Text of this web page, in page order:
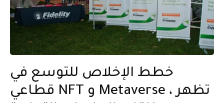
خطط الإخلاص للتوسع في
قطاعي NFT و Metaverse ، تظهر